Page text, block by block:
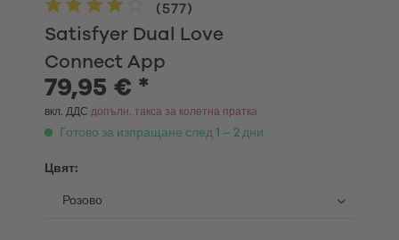
Satisfyer Dual Love
Connect App
(577)
79,95 € *
вкл. ДДС допълн. такса за колетна пратка
Готово за изпращане след 1 – 2 дни
Цвят: